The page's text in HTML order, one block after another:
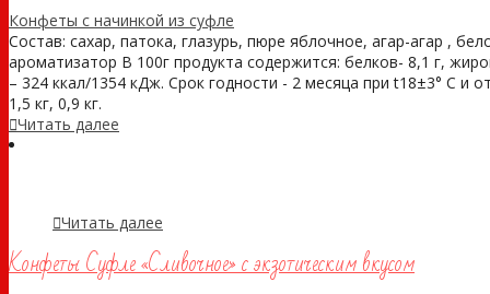
Конфеты с начинкой из суфле
Состав: сахар, патока, глазурь, пюре яблочное, агар-агар ,
ароматизатор В 100г продукта содержится: белков- 8,1 г,
– 324 ккал/1354 кДж. Срок годности - 2 месяца при t18±3° С и
1,5 кг, 0,9 кг.
Читать далее
Читать далее
Конфеты Суфле «Сливочное» с экзотическим вкусом